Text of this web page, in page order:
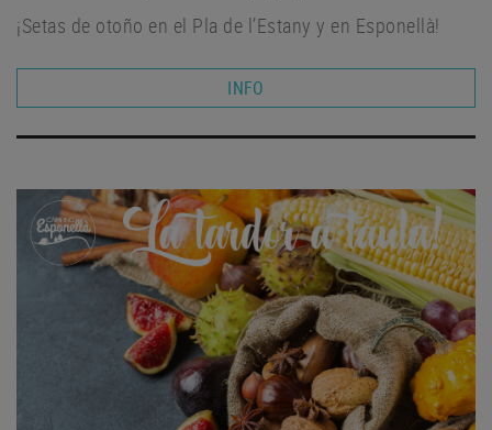
¡Setas de otoño en el Pla de l’Estany y en Esponellà!
INFO